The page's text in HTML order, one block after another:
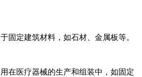
固定建筑材料，如石材、金属板等。
在医疗器械的生产和组装中，如固定